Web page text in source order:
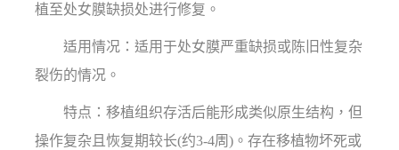
植至处女膜缺损处进行修复。
适用情况：适用于处女膜严重缺损或陈旧性复杂
裂伤的情况。
特点：移植组织存活后能形成类似原生结构，但
操作复杂且恢复期较长(约3-4周)。存在移植物坏死或